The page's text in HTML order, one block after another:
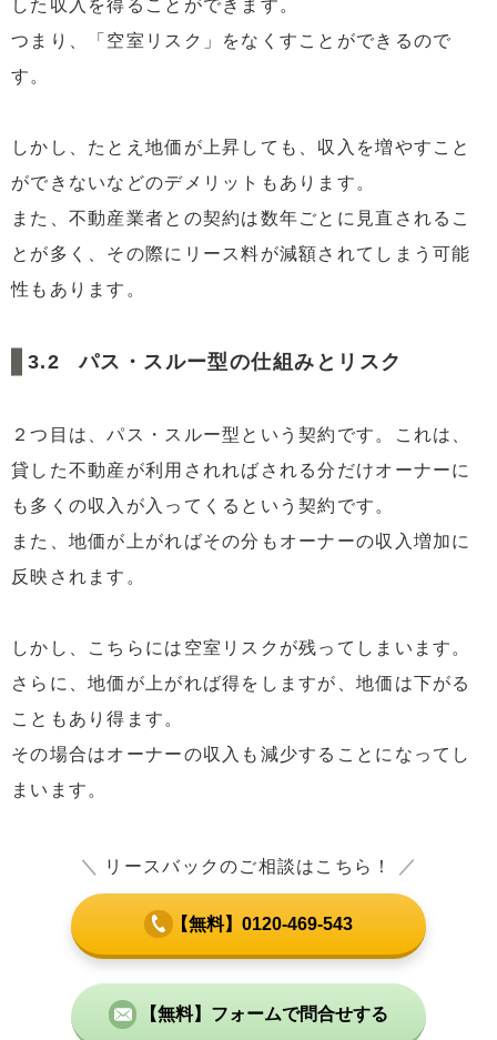
した収入を得ることができます。
つまり、「空室リスク」をなくすことができるので
す。
しかし、たとえ地価が上昇しても、収入を増やすこと
ができないなどのデメリットもあります。
また、不動産業者との契約は数年ごとに見直されるこ
とが多く、その際にリース料が減額されてしまう可能
性もあります。
パス・スルー型の仕組みとリスク
２つ目は、パス・スルー型という契約です。これは、
貸した不動産が利用されればされる分だけオーナーに
も多くの収入が入ってくるという契約です。
また、地価が上がればその分もオーナーの収入増加に
反映されます。
しかし、こちらには空室リスクが残ってしまいます。
さらに、地価が上がれば得をしますが、地価は下がる
こともあり得ます。
その場合はオーナーの収入も減少することになってし
まいます。
＼ リースバックのご相談はこちら！ ／
【無料】0120-469-543
【無料】フォームで問合せする